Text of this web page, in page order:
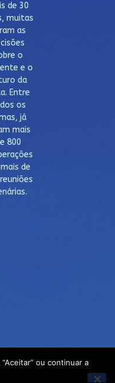
de 30
muitas
as
o
e o
da
Entre
os
já
mais
800
de
ou continuar a